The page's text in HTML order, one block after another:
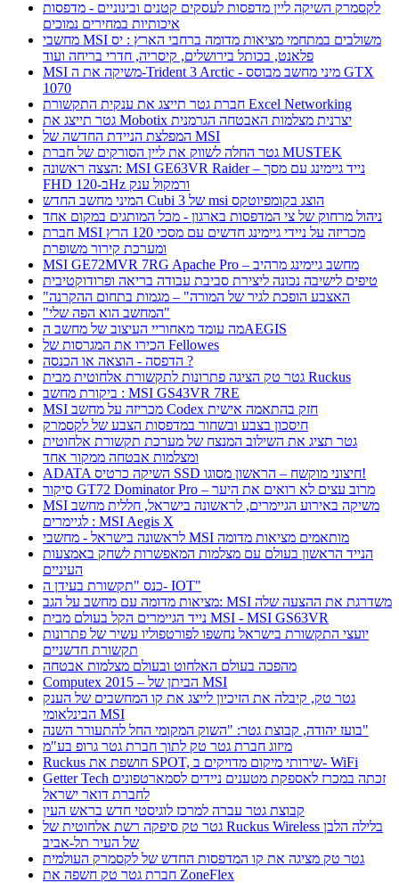
לקסמרק השיקה ליין מדפסות לעסקים קטנים ובינוניים - מדפסות
איכותיות במחירים נמוכים
מחשבי MSI משולבים במתחמי מציאות מדומה ברחבי הארץ : יס
פלאנט, בכותל בירושלים, קיסריה, חדרי בריחה ועוד
MSI משיקה את ה-Trident 3 Arctic - מיני מחשב מבוסס GTX
1070
חברת גטר תייצג את ענקית התקשורת Excel Networking
גטר תייצג את Mobotix יצרנית מצלמות האבטחה הגרמנית
המפלצת הניידת החדשה של MSI
גטר החלה לשווק את ליין הסורקים של חברת MUSTEK
הצצה ראשונה: MSI GE63VR Raider – נייד גיימינג עם מסך
FHD ב-120Hz ורמקול ענק
המיני מחשב החדש Cubi 3 של msi הוצג בקומפיוטקס
ניהול מרחוק של צי המדפסות בארגון - מכל המותגים במקום אחד
חברת MSI מכריזה על ניידי גיימינג חדשים עם מסכי 120 הרץ
ומערכת קירור משופרת
MSI GE72MVR 7RG Apache Pro – מחשב גיימינג מרהיב
טיפים לישיבה נכונה ליצירת סביבת עבודה בריאה ופרודוקטיבית
"האצבע הופכת לגיר של המורה" – מגמות בתחום ההקרנה
"המחשב הוא הפה שלי"
מה עומד מאחוריי העיצוב של מחשב הAEGIS
הכירו את המגרסות של Fellowes
הדפסה - הוצאה או הכנסה ?
גטר טק הציגה פתרונות לתקשורת אלחוטית מבית Ruckus
ביקורת מחשב : MSI GS43VR 7RE
MSI מכריזה על מחשב Codex חזק בהתאמה אישית
חיסכון בצבע ובשחור במדפסות הצבע של לקסמרק
גטר תציג את השילוב המנצח של מערכת תקשורת אלחוטית
ומצלמות אבטחה ממקור אחד
ADATA השיקה כרטיס SSD חיצוני מוקשח – הראשון מסוגו!
סיקור GT72 Dominator Pro – מרוב עצים לא רואים את היער
MSI משיקה באירוע הגיימרים, לראשונה בישראל, חללית מחשב
לגיימרים : MSI Aegis X
לראשונה בישראל - מחשבי MSI מותאמים מציאות מדומה
הנייד הראשון בעולם עם מצלמות המאפשרות לשחק באמצעות
העיניים
כנס "תקשורת בעידן ה- IOT"
מציאות מדומה עם מחשב על הגב: MSI משדרגת את ההצעה שלה
נייד הגיימרים הקל בעולם מבית MSI - MSI GS63VR
יועצי התקשורת בישראל נחשפו לפורטפוליו עשיר של פתרונות
תקשורת חדשניים
מהפכה בעולם האלחוט ובעולם מצלמות אבטחה
Computex 2015 – הביתן של MSI
גטר טק, קיבלה את הזיכיון לייצג את קו המחשבים של הענק
הבינלאומי MSI
בועז יהודה, קבוצת גטר: "השוק המקומי החל להתעורר השנה"
מיזוג חברת גטר טק לתוך חברת גטר גרופ בע"מ
Ruckus חושפת את SPOT, שירותי מיקום מדויקים ב- WiFi
Getter Tech זכתה במכרז לאספקת מטענים ניידים לסמארטפונים
לחברת דואר ישראל
קבוצת גטר עברה למרכז לוגיסטי חדש בראש העין
גטר טק סיפקה רשת אלחוטית של Ruckus Wireless בלילה הלבן
של העיר תל-אביב
גטר טק מציגה את קו המדפסות החדש של לקסמרק העולמית
חברת גטר טק חשפה את ZoneFlex